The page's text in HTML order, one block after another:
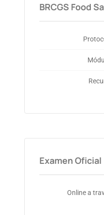
BRCGS Food
Examen Oficial
Online a